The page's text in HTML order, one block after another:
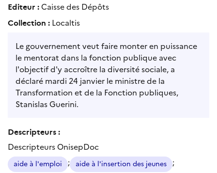
Editeur : Caisse des Dépôts
Collection : Localtis
Le gouvernement veut faire monter en puissance
le mentorat dans la fonction publique avec
l'objectif d'y accroître la diversité sociale, a
déclaré mardi 24 janvier le ministre de la
Transformation et de la Fonction publiques,
Stanislas Guerini.
Descripteurs :
Descripteurs OnisepDoc
aide à l'emploi ; aide à l'insertion des jeunes ;